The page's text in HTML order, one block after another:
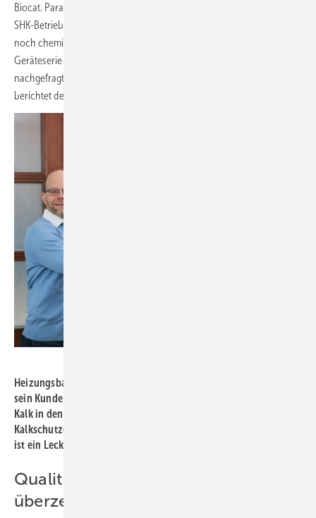
Biocat. Parallel dazu hat er die Anlagen in das Produkt­angebot seines
SHK-Betriebes mitaufgenommen. „Seitdem verbaue ich zu 99 % nur
noch chemiefreien Kalkschutz. Bei Hausbesitzern ist die
Geräteserie KLS wegen des Leckageschutzmoduls sehr stark
nachgefragt, ansonsten ist die Geräteserie KS 3000 unser Topseller“,
berichtet der Installateur.
Heizungsbaumeister und SHK-Unternehmer Nico Mittendorff und
sein Kunde Sven Kleine, der sich zum Schutz vor Schäden durch
Kalk in den Kalt- und Warmwasserinstallationen für das
Kalkschutzgerät Bocat KLS entschieden hat. Bei diesem Modell
ist ein Leckageschutz serienmäßig inklusive.
Qualität und Wirksamkeit
überzeugen